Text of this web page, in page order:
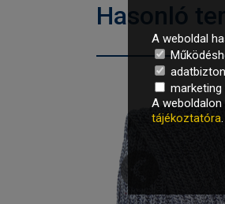
Hasonló
A weboldal
A
tájékoztatóra.